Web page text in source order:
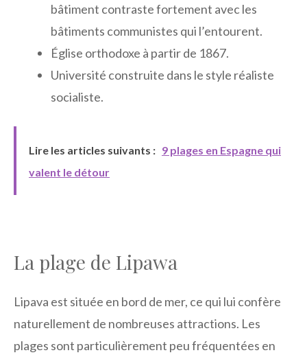
bâtiment contraste fortement avec les
bâtiments communistes qui l’entourent.
Église orthodoxe à partir de 1867.
Université construite dans le style réaliste
socialiste.
Lire les articles suivants : 9 plages en Espagne qui
valent le détour
La plage de Lipawa
Lipava est située en bord de mer, ce qui lui confère
naturellement de nombreuses attractions. Les
plages sont particulièrement peu fréquentées en